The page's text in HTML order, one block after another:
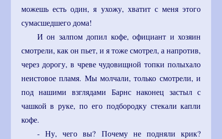
можешь есть один, я ухожу, хватит с меня этого
сумасшедшего дома!
И он залпом допил кофе, официант и хозяин
смотрели, как он пьет, и я тоже смотрел, а напротив,
через дорогу, в чреве чудовищной топки полыхало
неистовое пламя. Мы молчали, только смотрели, и
под нашими взглядами Барнс наконец застыл с
чашкой в руке, по его подбородку стекали капли
кофе.
- Ну, чего вы? Почему не подняли крик?